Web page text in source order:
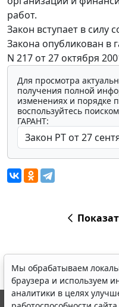
работ.
Закон вступает в силу
Закона опубликован в
N 217 от 27 октября
Для просмотра
получения полной
изменениях и порядке
воспользуйтесь
ГАРАНТ:
Мы обрабатываем
браузера и используем
аналитики в целях